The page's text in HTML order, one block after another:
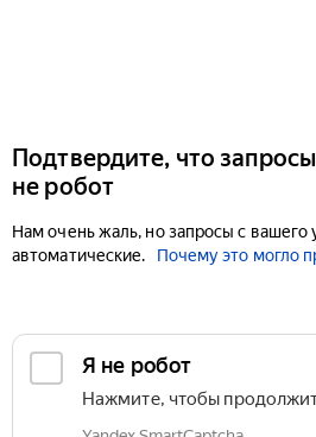
Подтвердите, что
не робот
Нам очень жаль, но запросы с вашего
автоматические.
Почему это могло